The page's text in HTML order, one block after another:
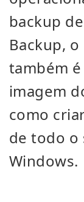
backup
Backup,
também
imagem
como
de todo o
Windows.